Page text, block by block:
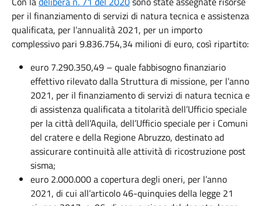
per il finanziamento di servizi di natura tecnica e assistenza
qualificata, per l’annualità 2021, per un importo
complessivo pari 9.836.754,34 milioni di euro, così ripartito:
euro 7.290.350,49 – quale fabbisogno finanziario
effettivo rilevato dalla Struttura di missione, per l’anno
2021, per il finanziamento di servizi di natura tecnica e
di assistenza qualificata a titolarità dell’Ufficio speciale
per la città dell’Aquila, dell’Ufficio speciale per i Comuni
del cratere e della Regione Abruzzo, destinato ad
assicurare continuità alle attività di ricostruzione post
sisma;
euro 2.000.000 a copertura degli oneri, per l’anno
2021, di cui all’articolo 46-quinquies della legge 21